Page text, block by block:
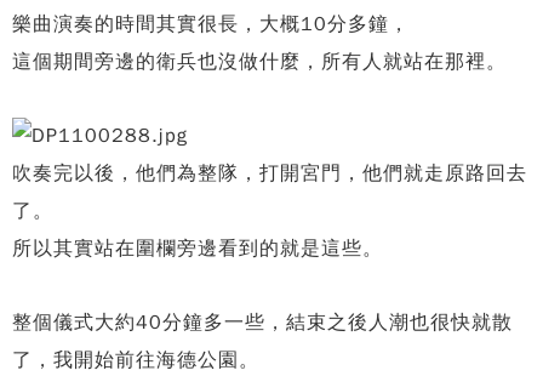
樂曲演奏的時間其實很長，大概10分多鐘，
這個期間旁邊的衛兵也沒做什麼，所有人就站在那裡。
吹奏完以後，他們為整隊，打開宮門，他們就走原路回去
了。
所以其實站在圍欄旁邊看到的就是這些。
整個儀式大約40分鐘多一些，結束之後人潮也很快就散
了，我開始前往海德公園。